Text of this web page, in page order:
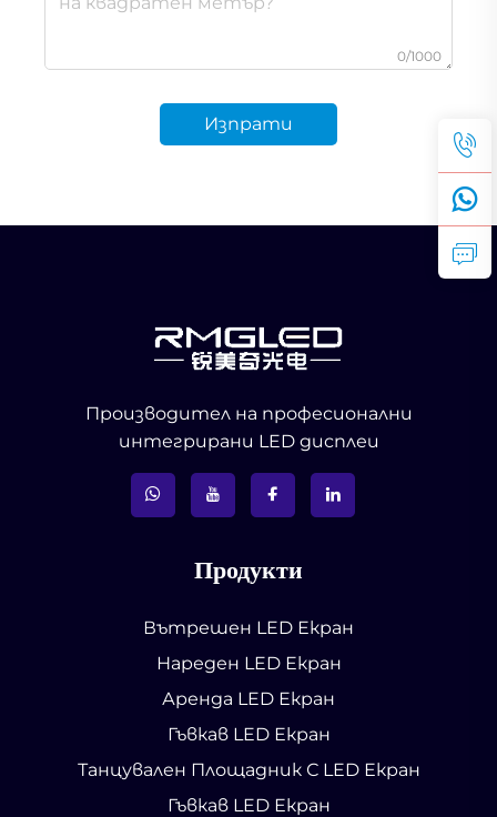
0/1000
Изпрати
Производител на професионални
интегрирани LED дисплеи
Продукти
Вътрешен LED Екран
Нареден LED Екран
Аренда LED Екран
Гъвкав LED Екран
Танцувален Площадник С LED Екран
Гъвкав LED Екран